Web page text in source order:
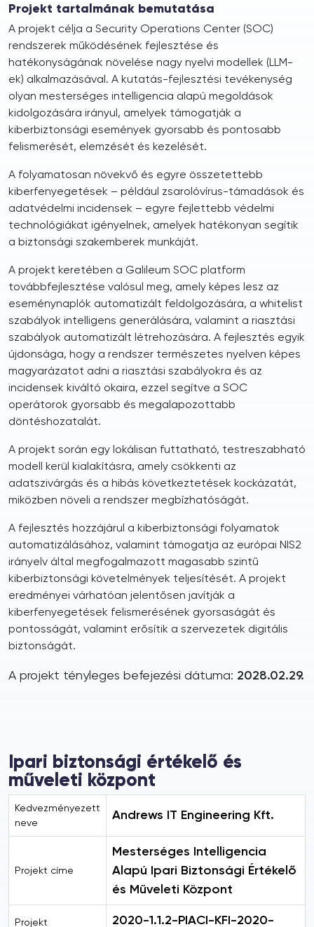
Projekt tartalmának bemutatása
A projekt célja a Security Operations Center (SOC)
rendszerek működésének fejlesztése és
hatékonyságának növelése nagy nyelvi modellek (LLM-
ek) alkalmazásával. A kutatás-fejlesztési tevékenység
olyan mesterséges intelligencia alapú megoldások
kidolgozására irányul, amelyek támogatják a
kiberbiztonsági események gyorsabb és pontosabb
felismerését, elemzését és kezelését.
A folyamatosan növekvő és egyre összetettebb
kiberfenyegetések – például zsarolóvírus-támadások és
adatvédelmi incidensek – egyre fejlettebb védelmi
technológiákat igényelnek, amelyek hatékonyan segítik
a biztonsági szakemberek munkáját.
A projekt keretében a Galileum SOC platform
továbbfejlesztése valósul meg, amely képes lesz az
eseménynaplók automatizált feldolgozására, a whitelist
szabályok intelligens generálására, valamint a riasztási
szabályok automatizált létrehozására. A fejlesztés egyik
újdonsága, hogy a rendszer természetes nyelven képes
magyarázatot adni a riasztási szabályokra és az
incidensek kiváltó okaira, ezzel segítve a SOC
operátorok gyorsabb és megalapozottabb
döntéshozatalát.
A projekt során egy lokálisan futtatható, testreszabható
modell kerül kialakításra, amely csökkenti az
adatszivárgás és a hibás következtetések kockázatát,
miközben növeli a rendszer megbízhatóságát.
A fejlesztés hozzájárul a kiberbiztonsági folyamatok
automatizálásához, valamint támogatja az európai NIS2
irányelv által megfogalmazott magasabb szintű
kiberbiztonsági követelmények teljesítését. A projekt
eredményei várhatóan jelentősen javítják a
kiberfenyegetések felismerésének gyorsaságát és
pontosságát, valamint erősítik a szervezetek digitális
biztonságát.
A projekt tényleges befejezési dátuma: 2028.02.29.
Ipari biztonsági értékelő és
műveleti központ
Kedvezményezett
neve
Andrews IT Engineering Kft.
Projekt címe
Mesterséges Intelligencia
Alapú Ipari Biztonsági Értékelő
és Műveleti Központ
Projekt 2020-1.1.2-PIACI-KFI-2020-